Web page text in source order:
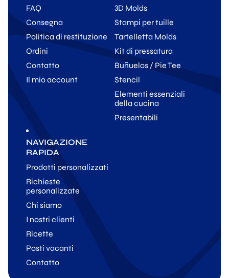
FAQ
Consegna
Politica di restituzione
Ordini
Contatto
Il mio account
3D Molds
Stampi per tuille
Tartelletta Molds
Kit di pressatura
Buñuelos / Pie Tee
Stencil
Elementi essenziali
della cucina
Presentabili
NAVIGAZIONE
RAPIDA
Prodotti personalizzati
Richieste
personalizzate
Chi siamo
I nostri clienti
Ricette
Posti vacanti
Contatto